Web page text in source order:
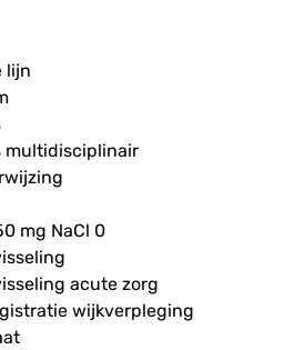
lijn
multidisciplinair
mg NaCl 0
acute zorg
wijkverpleging